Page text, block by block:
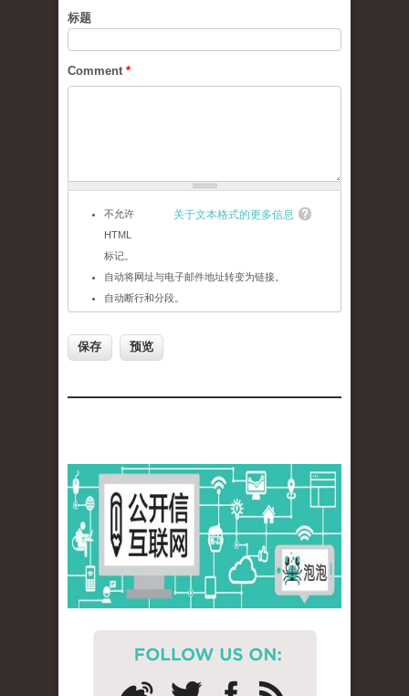
标题
Comment *
关于文本格式的更多信息
不允许
HTML
标记。
自动将网址与电子邮件地址转变为链接。
自动断行和分段。